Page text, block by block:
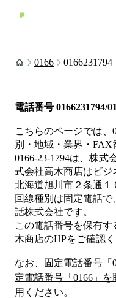
0166 0166231794
電話番号 0166231794/
こちらのページでは、
別・地域・業界・FAX
0166-23-1794は、 株式
式会社高木商店は ビジ
北海道旭川市２条通１
回線種別は固定電話で
話株式会社です。
この電話番号を保有
木商店のHPをご確認く
なお、固定電話番号「
定電話番号「 0166 」
用ください。